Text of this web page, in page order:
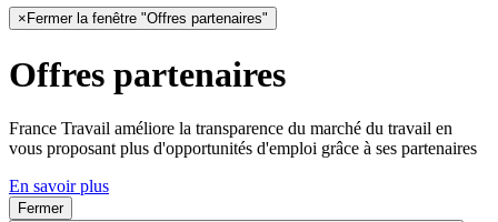
× Fermer la fenêtre "Offres partenaires"
Offres partenaires
France Travail améliore la transparence du marché du travail en
vous proposant plus d'opportunités d'emploi grâce à ses partenaires
En savoir plus
Fermer